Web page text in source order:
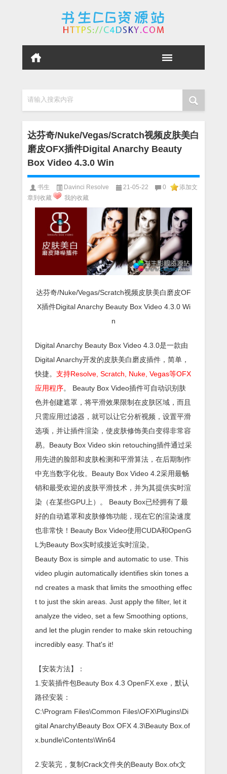
请输入搜索内容
达芬奇/Nuke/Vegas/Scratch视频皮肤美白
磨皮OFX插件Digital Anarchy Beauty
Box Video 4.3.0 Win
书生 Davinci Resolve 21-05-22 0
添加文
章到收藏
我的收藏
达芬奇/Nuke/Vegas/Scratch视频皮肤美白磨皮OF
X插件Digital Anarchy Beauty Box Video 4.3.0 Wi
n
Digital Anarchy Beauty Box Video 4.3.0是一款由
Digital Anarchy开发的皮肤美白磨皮插件，简单，
快捷。 支持Resolve, Scratch, Nuke, Vegas等OFX
应用程序。 Beauty Box Video插件可自动识别肤
色并创建遮罩，将平滑效果限制在皮肤区域，而且
只需应用过滤器，就可以让它分析视频，设置平滑
选项，并让插件渲染，使皮肤修饰美白变得非常容
易。Beauty Box Video skin retouching插件通过采
用先进的脸部和皮肤检测和平滑算法，在后期制作
中充当数字化妆。Beauty Box Video 4.2采用最畅
销和最受欢迎的皮肤平滑技术，并为其提供实时渲
染（在某些GPU上）。 Beauty Box已经拥有了最
好的自动遮罩和皮肤修饰功能，现在它的渲染速度
也非常快！Beauty Box Video使用CUDA和OpenG
L为Beauty Box实时或接近实时渲染。
Beauty Box is simple and automatic to use. This
video plugin automatically identifies skin tones a
nd creates a mask that limits the smoothing effec
t to just the skin areas. Just apply the filter, let it
analyze the video, set a few Smoothing options,
and let the plugin render to make skin retouching
incredibly easy. That's it!
【安装方法】：
1.安装插件包Beauty Box 4.3 OpenFX.exe，默认
路径安装：
C:\Program Files\Common Files\OFX\Plugins\Di
gital Anarchy\Beauty Box OFX 4.3\Beauty Box.of
x.bundle\Contents\Win64
2.安装完，复制Crack文件夹的Beauty Box.ofx文